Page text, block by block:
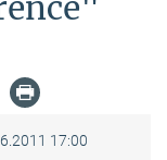
17:00